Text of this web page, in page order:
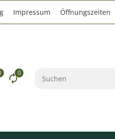
Impressum Öffnungszeiten
0